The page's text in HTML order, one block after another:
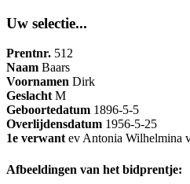
Uw selectie...
Prentnr. 512
Naam Baars
Voornamen Dirk
GeslachtM
Geboortedatum 1896-5-5
Overlijdensdatum 1956-5-25
1e verwantev Antonia Wilhelmina
Afbeeldingen van het bidprentje: